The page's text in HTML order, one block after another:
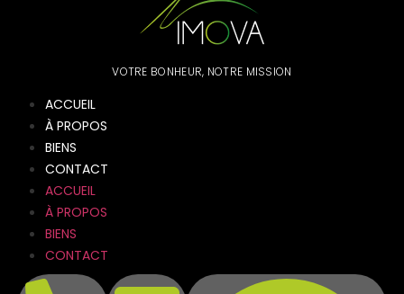
VOTRE BONHEUR, NOTRE MISSION
ACCUEIL
À PROPOS
BIENS
CONTACT
ACCUEIL
À PROPOS
BIENS
CONTACT